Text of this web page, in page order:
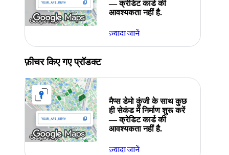
— क्रेडिट कार्ड की
आवश्यकता नहीं है.
ज़्यादा जानें
फ़ीचर किए गए प्रॉडक्ट
मैप्स डेमो कुंजी के साथ कुछ
ही सेकंड में निर्माण शुरू करें
— क्रेडिट कार्ड की
आवश्यकता नहीं है.
ज़्यादा जानें